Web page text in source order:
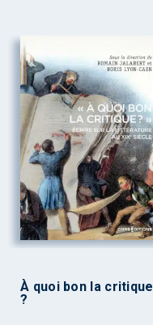
À quoi bon la critique
?